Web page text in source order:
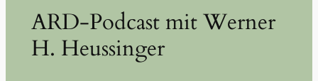
ARD-Podcast mit Werner
H. Heussinger